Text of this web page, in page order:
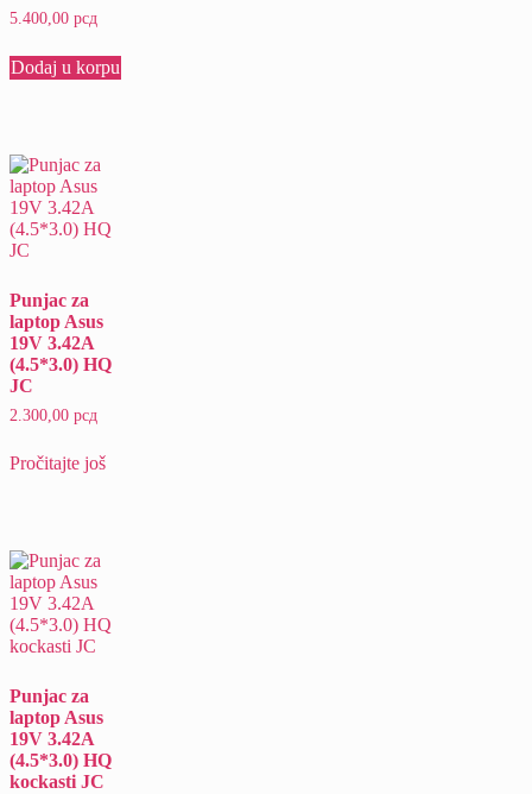
5.400,00 рсд
Dodaj u korpu
Punjac za
laptop Asus
19V 3.42A
(4.5*3.0) HQ
JC
2.300,00 рсд
Pročitajte još
Punjac za
laptop Asus
19V 3.42A
(4.5*3.0) HQ
kockasti JC